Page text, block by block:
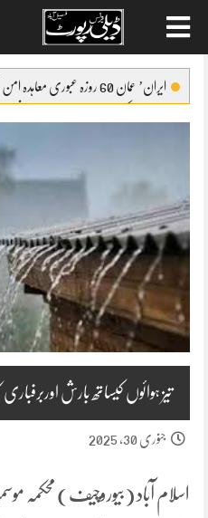
contentایران’ عمان 60 روزہ عبوری معاہدہ امن کیلئے اہم پیشرفت (اداریہ)
پنشن فنڈز کی سرمایہ کاری سے خزانے
انکوائری شروع
گندم آٹے کا بحران تیل سے بھی بڑا ہو
تیز ہوائوں کیساتھ بارش
جنوری 30, 2025
اسلام آباد (بیوروچیف)